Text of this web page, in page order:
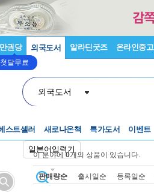
만권당
첫달무료
외국도서 알라딘굿즈 온라인중고
외국도서
일본어입력기
스트셀러 새로나온책 특가도서 이벤트
이 분야에 0개의 상품이 있습니다.
판매량순 출시일순 등록일순